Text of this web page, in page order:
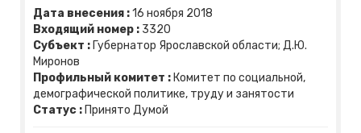
Дата внесения :16 ноября 2018
Входящий номер : 3320
Субъект : Губернатор Ярославской области; Д.Ю.
Миронов
Профильный комитет : Комитет по социальной,
демографической политике, труду и занятости
Статус : Принято Думой